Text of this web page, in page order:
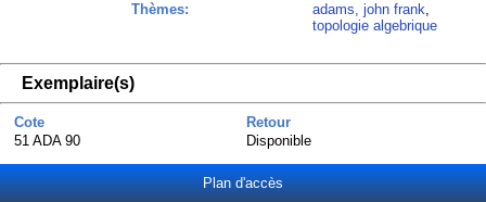
Thèmes:
adams, john frank,
topologie algebrique
Exemplaire(s)
Cote
Retour
51 ADA 90
Disponible
Plan d'accès